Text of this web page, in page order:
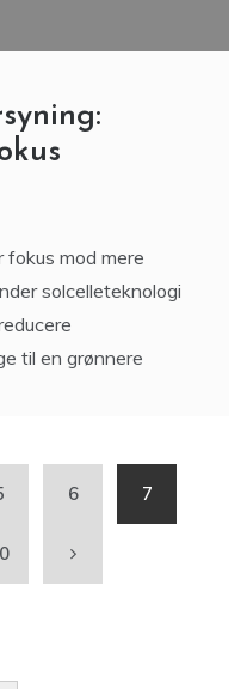
mod mere
solcelleteknologi
til en grønnere
6 7